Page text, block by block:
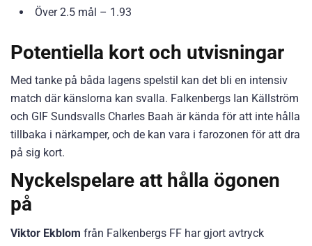
Över 2.5 mål – 1.93
Potentiella kort och utvisningar
Med tanke på båda lagens spelstil kan det bli en intensiv
match där känslorna kan svalla. Falkenbergs Ian Källström
och GIF Sundsvalls Charles Baah är kända för att inte hålla
tillbaka i närkamper, och de kan vara i farozonen för att dra
på sig kort.
Nyckelspelare att hålla ögonen
på
Viktor Ekblom från Falkenbergs FF har gjort avtryck